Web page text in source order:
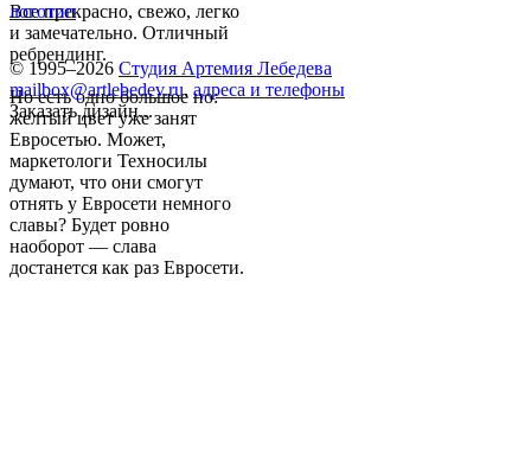
Все прекрасно, свежо, легко
и замечательно. Отличный
ребрендинг.
Но есть одно большое но:
желтый цвет уже занят
Евросетью. Может,
маркетологи Техносилы
думают, что они смогут
отнять у Евросети немного
славы? Будет ровно
наоборот — слава
достанется как раз Евросети.
логотип
© 1995–2026 Студия Артемия Лебедева
mailbox@artlebedev.ru, адреса и телефоны
Заказать дизайн...